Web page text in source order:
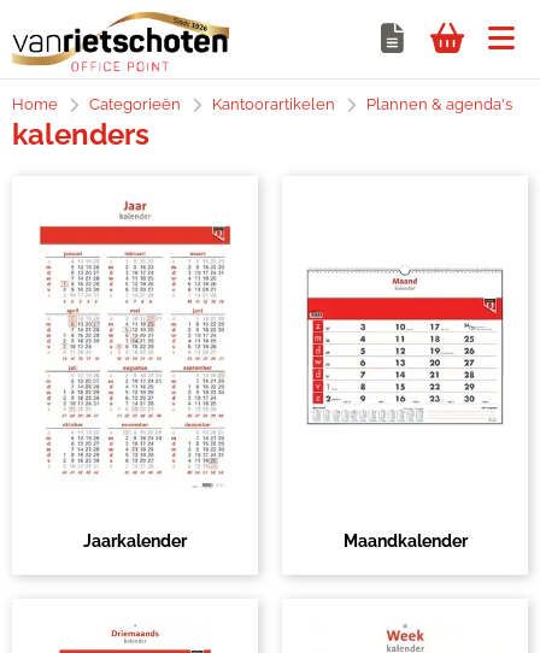
Home Categorieën Kantoorartikelen Plannen & agenda's
kalenders
Jaarkalender Maandkalender